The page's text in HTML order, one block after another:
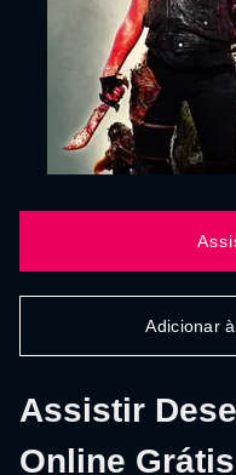
Assistir
Online Grátis
Adicionar